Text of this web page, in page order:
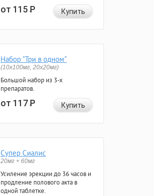
от 115Р Купить
Набор "Три в одном"
(10x100мг, 20x20мг)
Большой набор из 3-х
препаратов.
от 117Р Купить
Супер Сиалис
20мг + 60мг
Усиление эрекции до 36 часов и
продление полового акта в
одной таблетке.